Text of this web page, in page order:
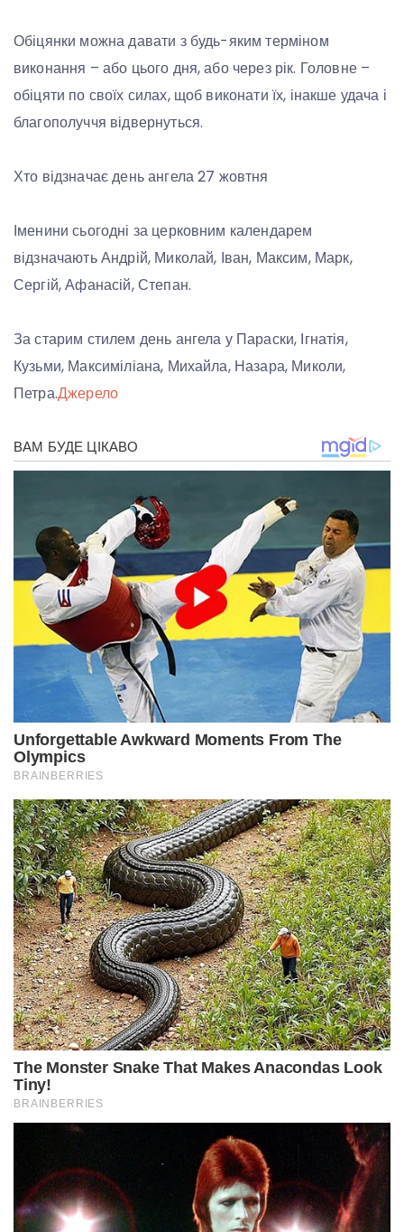
Обіцянки можна давати з будь-яким терміном
виконання – або цього дня, або через рік. Головне –
обіцяти по своїх силах, щоб виконати їх, інакше удача і
благополуччя відвернуться.
Хто відзначає день ангела 27 жовтня
Іменини сьогодні за церковним календарем
відзначають Андрій, Миколай, Іван, Максим, Марк,
Сергій, Афанасій, Степан.
За старим стилем день ангела у Параски, Ігнатія,
Кузьми, Максиміліана, Михайла, Назара, Миколи,
Петра.Джерело